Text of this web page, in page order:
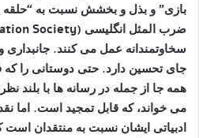
بازی” و بذل و بخشش نسبت به “حلقه
ضرب المثل انگلیسی (Society
سخاوتمندانه عمل می کنند.
جای تحسین دارد. حتی دوستانی را که
همه جا از جمله در رسانه ها با بلند
می خواند، که قابل تمجید است. اما
ادبیاتی ایشان نسبت به منتقدان است